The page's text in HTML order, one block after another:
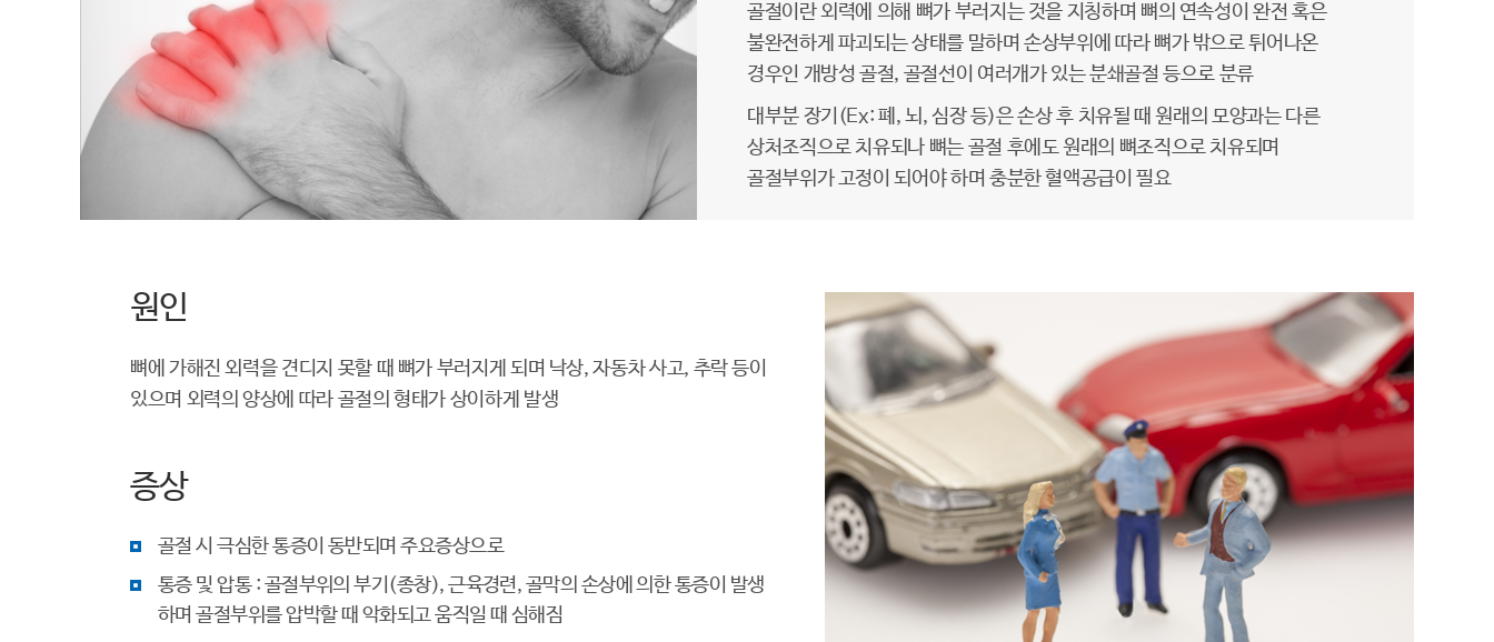
골절이란 외력에 의해 뼈가 부러지는 것을 지칭하며 뼈의 연속성이 완전 혹은
불완전하게 파괴되는 상태를 말하며 손상부위에 따라 뼈가 밖으로 튀어나온
경우인 개방성 골절, 골절선이 여러개가 있는 분쇄골절 등으로 분류
대부분 장기(Ex: 폐, 뇌, 심장 등)은 손상 후 치유될 때 원래의 모양과는 다른
상처조직으로 치유되나 뼈는 골절 후에도 원래의 뼈조직으로 치유되며
골절부위가 고정이 되어야 하며 충분한 혈액공급이 필요
원인
뼈에 가해진 외력을 견디지 못할 때 뼈가 부러지게 되며 낙상, 자동차 사고, 추락 등이
있으며 외력의 양상에 따라 골절의 형태가 상이하게 발생
증상
골절 시 극심한 통증이 동반되며 주요증상으로
통증 및 압통 : 골절부위의 부기(종창), 근육경련, 골막의 손상에 의한 통증이 발생
하며 골절부위를 압박할 때 악화되고 움직일 때 심해짐